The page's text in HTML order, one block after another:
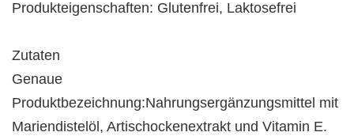
Produkteigenschaften: Glutenfrei, Laktosefrei
Zutaten
Genaue
Produktbezeichnung:Nahrungsergänzungsmittel mit
Mariendistelöl, Artischockenextrakt und Vitamin E.